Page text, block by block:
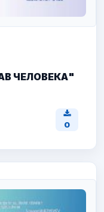
ЧЕЛОВЕКА"
0